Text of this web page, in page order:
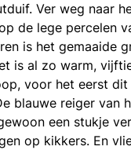
Ver weg naar
de lege percelen
is het gemaaide
is al zo warm,
voor het eerst
blauwe reiger van
een stukje
op kikkers. En